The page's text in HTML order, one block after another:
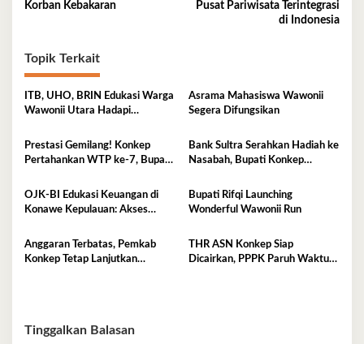
Korban Kebakaran
Pusat Pariwisata Terintegrasi
di Indonesia
Topik Terkait
ITB, UHO, BRIN Edukasi Warga
Wawonii Utara Hadapi
Asrama Mahasiswa Wawonii
Segera Difungsikan
Prestasi Gemilang! Konkep
Pertahankan WTP ke-7, Bupati
Bank Sultra Serahkan Hadiah ke
Nasabah, Bupati Konkep
OJK-BI Edukasi Keuangan di
Konawe Kepulauan: Akses
Masih Perlu Ditingkatkan
Bupati Rifqi Launching
Wonderful Wawonii Run
Anggaran Terbatas, Pemkab
Konkep Tetap Lanjutkan
THR ASN Konkep Siap
Dicairkan, PPPK Paruh Waktu
Tinggalkan Balasan